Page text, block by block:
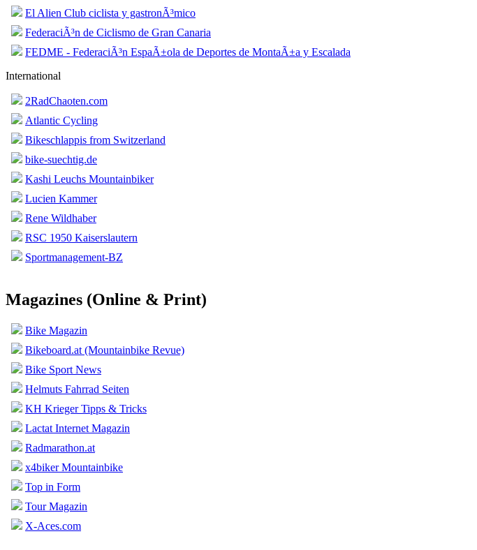
El Alien Club ciclista y gastronÃ³mico
FederaciÃ³n de Ciclismo de Gran Canaria
FEDME - FederaciÃ³n EspaÃ±ola de Deportes de MontaÃ±a y Escalada
International
2RadChaoten.com
Atlantic Cycling
Bikeschlappis from Switzerland
bike-suechtig.de
Kashi Leuchs Mountainbiker
Lucien Kammer
Rene Wildhaber
RSC 1950 Kaiserslautern
Sportmanagement-BZ
Magazines (Online & Print)
Bike Magazin
Bikeboard.at (Mountainbike Revue)
Bike Sport News
Helmuts Fahrrad Seiten
KH Krieger Tipps & Tricks
Lactat Internet Magazin
Radmarathon.at
x4biker Mountainbike
Top in Form
Tour Magazin
X-Aces.com